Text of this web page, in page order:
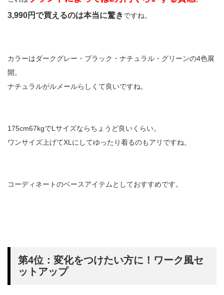
3,990円で買えるのは本当に驚きですね。
カラーはダークグレー・ブラック・ナチュラル・グリーンの4色展
開。
ナチュラルがルメールらしくて良いですね。
175cm67kgでLサイズならちょうど良いくらい。
ワンサイズ上げてXLにしてゆったり着るのもアリですね。
コーディネートのベースアイテムとしておすすめです。
第4位：変化をつけたい方に！ワーク風セ
ットアップ